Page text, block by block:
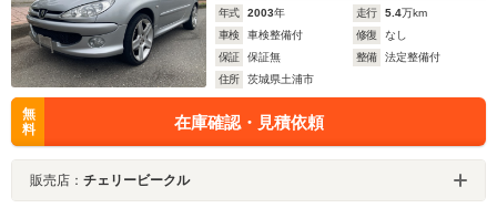
年式 2003年 走行 5.4万km
車検
車検整備付 修復
なし
保証
保証無 整備
法定整備付
住所
茨城県土浦市
無
料
在庫確認・見積依頼
販売店： チェリービークル